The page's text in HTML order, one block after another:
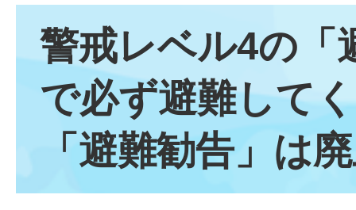
警戒レベル4の「
で必ず避難して
「避難勧告」は